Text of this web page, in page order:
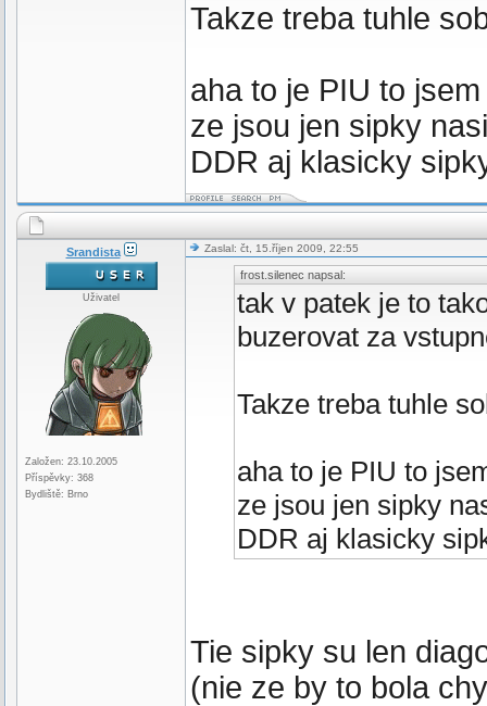
Takze treba tuhle
aha to je PIU to
ze jsou jen sipky
DDR aj klasicky
Srandista
Uživatel
Založen: 23.10.2005
Příspěvky: 368
Bydliště: Brno
Zaslal: čt, 15.říjen 2009, 22:55
frost.silenec napsal:
tak v patek je to
buzerovat za
Takze treba tuhle
aha to je PIU to
ze jsou jen sipky
DDR aj klasicky
Tie sipky su len
(nie ze by to bola